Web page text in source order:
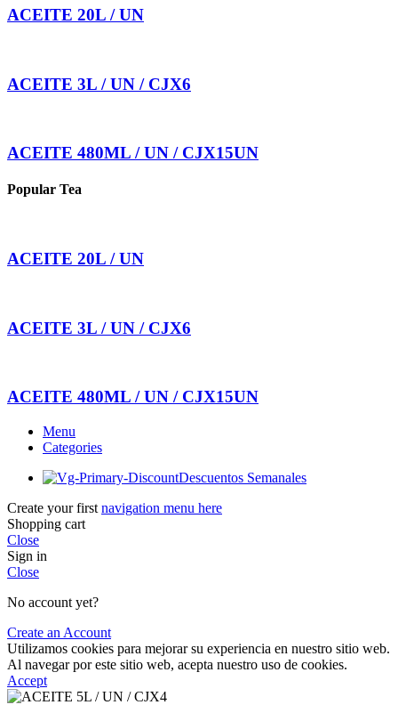
ACEITE 20L / UN
ACEITE 3L / UN / CJX6
ACEITE 480ML / UN / CJX15UN
Popular Tea
ACEITE 20L / UN
ACEITE 3L / UN / CJX6
ACEITE 480ML / UN / CJX15UN
Menu
Categories
Descuentos Semanales
Create your first navigation menu here
Shopping cart
Close
Sign in
Close
No account yet?
Create an Account
Utilizamos cookies para mejorar su experiencia en nuestro sitio web.
Al navegar por este sitio web, acepta nuestro uso de cookies.
Accept